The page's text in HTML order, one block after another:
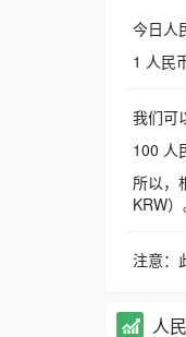
今日人
1 人民
我们可
100 人
所以，
KRW）
注意：
人